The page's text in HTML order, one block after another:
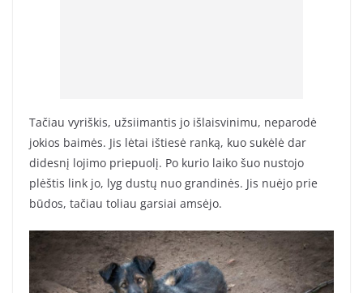
Tačiau vyriškis, užsiimantis jo išlaisvinimu, neparodė
jokios baimės. Jis lėtai ištiesė ranką, kuo sukėlė dar
didesnį lojimo priepuolį. Po kurio laiko šuo nustojo
plėštis link jo, lyg dustų nuo grandinės. Jis nuėjo prie
būdos, tačiau toliau garsiai amsėjo.